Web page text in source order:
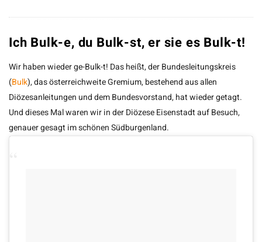
Ich Bulk-e, du Bulk-st, er sie es Bulk-t!
Wir haben wieder ge-Bulk-t! Das heißt, der Bundesleitungskreis
(Bulk), das österreichweite Gremium, bestehend aus allen
Diözesanleitungen und dem Bundesvorstand, hat wieder getagt.
Und dieses Mal waren wir in der Diözese Eisenstadt auf Besuch,
genauer gesagt im schönen Südburgenland.